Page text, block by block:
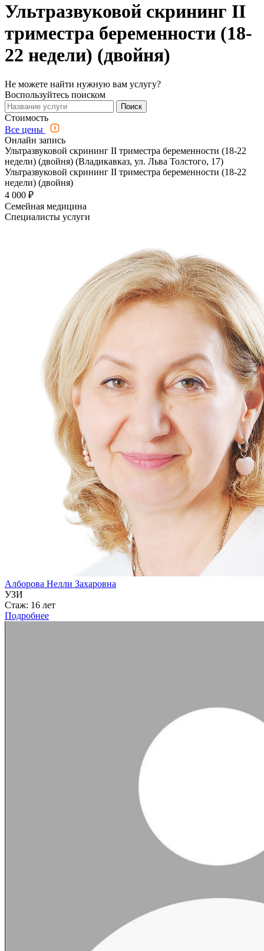
Ультразвуковой скрининг II
триместра беременности (18-
22 недели) (двойня)
Не можете найти нужную вам услугу?
Воспользуйтесь поиском
Поиск
Стоимость
Все цены
Онлайн запись
Ультразвуковой скрининг II триместра беременности (18-22
недели) (двойня) (Владикавказ, ул. Льва Толстого, 17)
Ультразвуковой скрининг II триместра беременности (18-22
недели) (двойня)
4 000 ₽
Семейная медицина
Специалисты услуги
Алборова Нелли Захаровна
УЗИ
Стаж: 16 лет
Подробнее